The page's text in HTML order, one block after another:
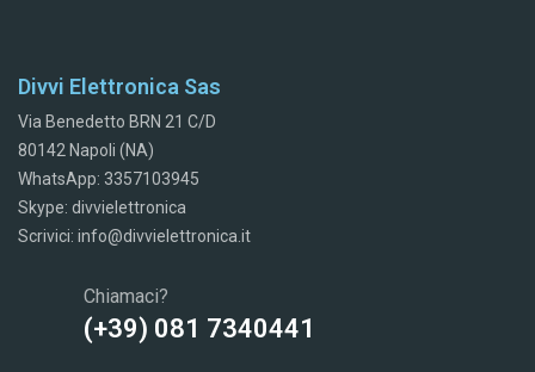
Divvi Elettronica Sas
Via Benedetto BRN 21 C/D
80142 Napoli (NA)
WhatsApp: 3357103945
Skype: divvielettronica
Scrivici: info@divvielettronica.it
Chiamaci?
(+39) 081 7340441